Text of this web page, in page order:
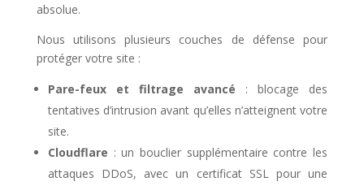
absolue.
Nous utilisons plusieurs couches de défense pour
protéger votre site :
Pare-feux et filtrage avancé : blocage des
tentatives d’intrusion avant qu’elles n’atteignent votre
site.
Cloudflare : un bouclier supplémentaire contre les
attaques DDoS, avec un certificat SSL pour une